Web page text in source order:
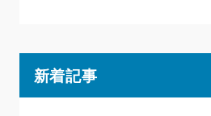
新着記事